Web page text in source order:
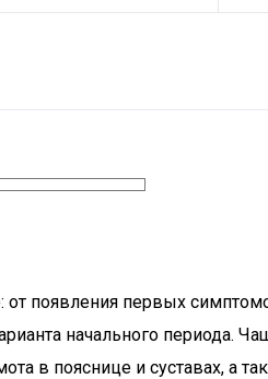
от появления первых
начального
в пояснице и суставах, а